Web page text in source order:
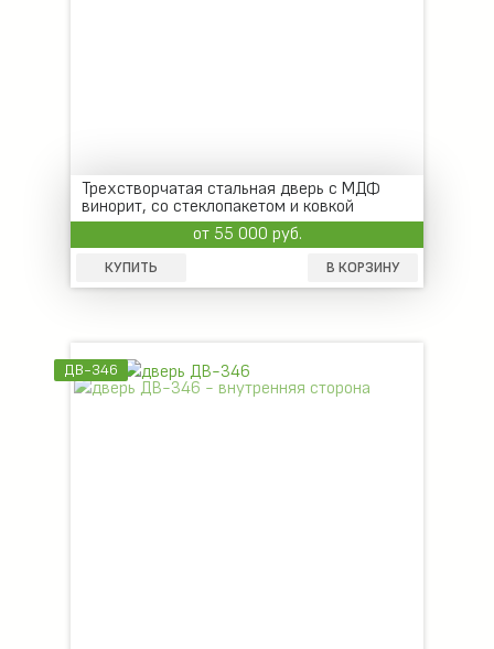
Трехстворчатая стальная дверь с МДФ
винорит, со стеклопакетом и ковкой
от 55 000 руб.
КУПИТЬ В КОРЗИНУ
ДВ-346